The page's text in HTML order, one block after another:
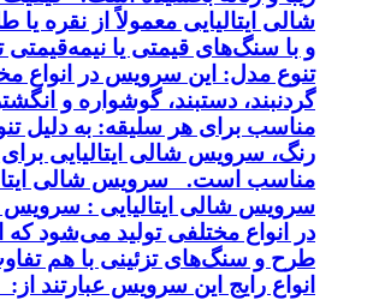
شالی ایتالیایی معمولاً از نقره
و با سنگ‌های قیمتی یا
تنوع مدل: این سرویس در انواع
گردنبند، دستبند، گوشواره و
مناسب برای هر سلیقه: به دلیل
رنگ، سرویس شالی ایتالیایی
مناسب است. سرویس شالی
سرویس شالی ایتالیایی : سرویس
در انواع مختلفی تولید می‌شود
طرح و سنگ‌های تزئینی با هم
انواع رایج این سرویس عبارتند